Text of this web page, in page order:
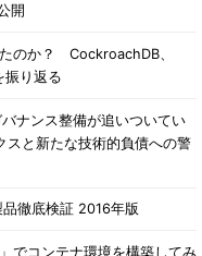
開
のか？ CockroachDB、
振り返る
ナンス整備が追いついてい
と新たな技術的負債への警
徹底検証 2016年版
でコンテナ環境を構築してみ